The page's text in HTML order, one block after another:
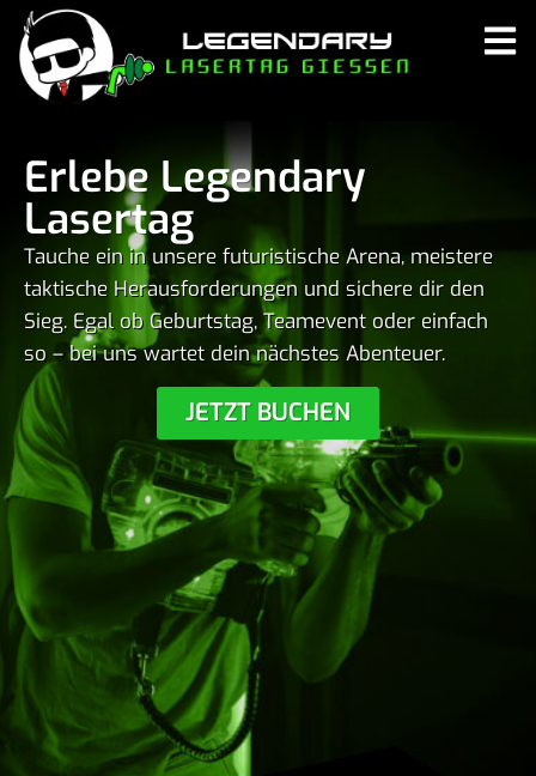
Erlebe Legendary
Lasertag
Tauche ein in unsere futu­ris­ti­sche Arena, meis­tere
takti­sche Heraus­for­de­rungen und sichere dir den
Sieg. Egal ob Geburtstag, Team­e­vent oder einfach
so – bei uns wartet dein nächstes Aben­teuer.
JETZT BUCHEN